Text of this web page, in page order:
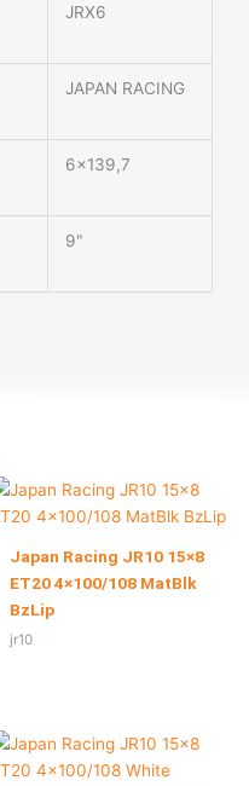
JRX6
JAPAN RACING
6×139,7
9"
Japan Racing JR10 15×8
ET20 4×100/108 MatBlk
BzLip
jr10